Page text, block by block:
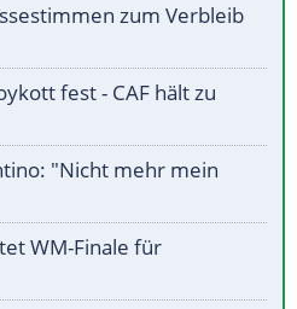
zum Verbleib
fest - CAF hält zu
"Nicht mehr mein
WM-Finale für